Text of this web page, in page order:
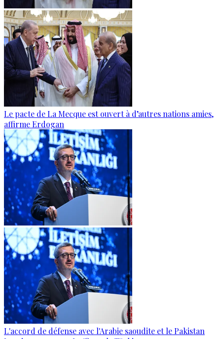
Le pacte de La Mecque est ouvert à d’autres nations amies,
affirme Erdogan
L'accord de défense avec l'Arabie saoudite et le Pakistan